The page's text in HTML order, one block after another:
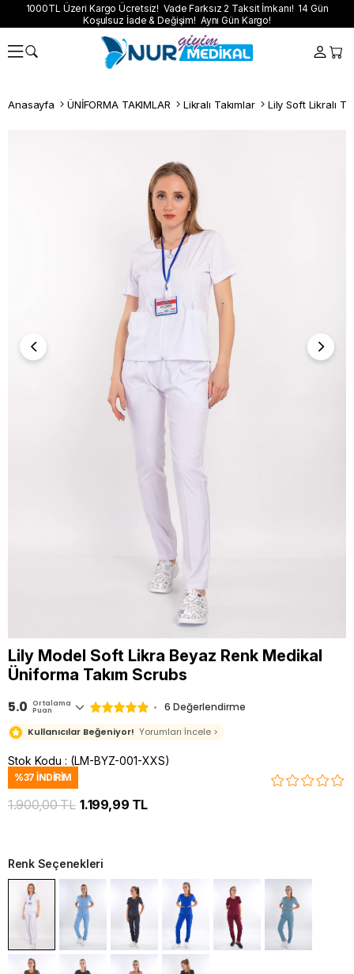
1000TL Üzeri Kargo Ücretsiz! Vade Farksız 2 Taksit İmkanı! 14 Gün
Koşulsuz İade & Değişim! Aynı Gün Kargo!
Anasayfa ÜNİFORMA TAKIMLAR Likralı Takımlar Lily Soft Likralı
Lily Model Soft Likra Beyaz Renk Medikal
Üniforma Takım Scrubs
5.0 Ortalama
Puan 6 Değerlendirme
Kullanıcılar Beğeniyor! Yorumları İncele >
Stok Kodu (LM-BYZ-001-XXS)
%37 İNDIRIM
1.900,00 TL 1.199,99 TL
Renk Seçenekleri